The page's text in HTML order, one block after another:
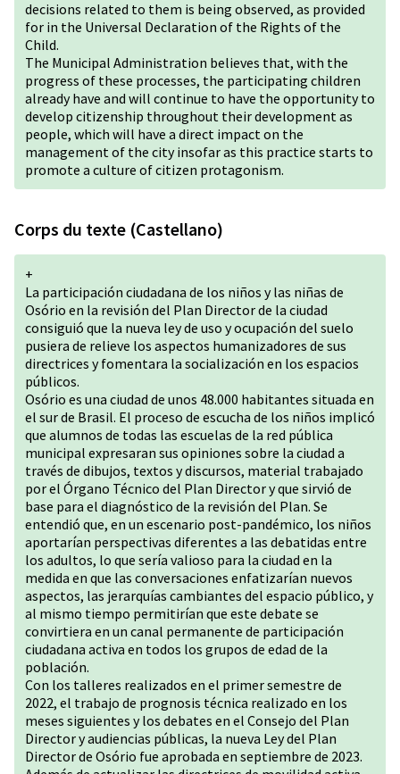
decisions related to them is being observed, as provided
for in the Universal Declaration of the Rights of the
Child.
The Municipal Administration believes that, with the
progress of these processes, the participating children
already have and will continue to have the opportunity to
develop citizenship throughout their development as
people, which will have a direct impact on the
management of the city insofar as this practice starts to
promote a culture of citizen protagonism.
Corps du texte (Castellano)
+
La participación ciudadana de los niños y las niñas de
Osório en la revisión del Plan Director de la ciudad
consiguió que la nueva ley de uso y ocupación del suelo
pusiera de relieve los aspectos humanizadores de sus
directrices y fomentara la socialización en los espacios
públicos.
Osório es una ciudad de unos 48.000 habitantes situada en
el sur de Brasil. El proceso de escucha de los niños implicó
que alumnos de todas las escuelas de la red pública
municipal expresaran sus opiniones sobre la ciudad a
través de dibujos, textos y discursos, material trabajado
por el Órgano Técnico del Plan Director y que sirvió de
base para el diagnóstico de la revisión del Plan. Se
entendió que, en un escenario post-pandémico, los niños
aportarían perspectivas diferentes a las debatidas entre
los adultos, lo que sería valioso para la ciudad en la
medida en que las conversaciones enfatizarían nuevos
aspectos, las jerarquías cambiantes del espacio público, y
al mismo tiempo permitirían que este debate se
convirtiera en un canal permanente de participación
ciudadana activa en todos los grupos de edad de la
población.
Con los talleres realizados en el primer semestre de
2022, el trabajo de prognosis técnica realizado en los
meses siguientes y los debates en el Consejo del Plan
Director y audiencias públicas, la nueva Ley del Plan
Director de Osório fue aprobada en septiembre de 2023.